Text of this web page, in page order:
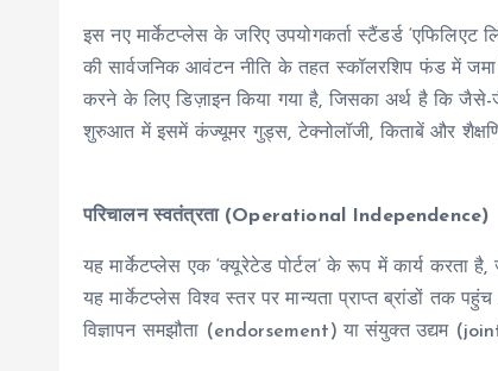
इस नए मार्केटप्लेस के जरिए उपयोगकर्ता स्टैंडर्ड
की सार्वजनिक आवंटन नीति के तहत स्कॉलरशिप फंड में जमा
करने के लिए डिज़ाइन किया गया है, जिसका अर्थ है कि जैसे-
शुरुआत में इसमें कंज्यूमर गुड्स, टेक्नोलॉजी, किताबें और
परिचालन स्वतंत्रता (Operational Independence)
यह मार्केटप्लेस एक ‘क्यूरेटेड पोर्टल’ के रूप में कार्य करता
यह मार्केटप्लेस विश्व स्तर पर मान्यता प्राप्त ब्रांडों तक
विज्ञापन समझौता (endorsement) या संयुक्त उद्यम